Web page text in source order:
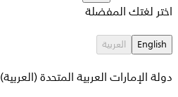
اختر لغتك المفضلة
English العربية
دولة الإمارات العربية المتحدة (العربية)